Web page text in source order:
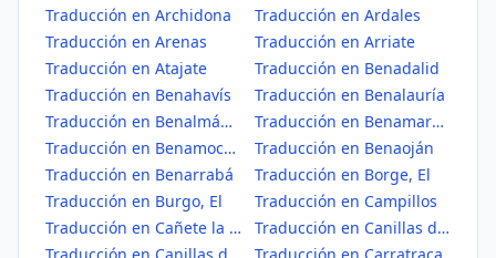
Traducción en Archidona
Traducción en Ardales
Traducción en Arenas
Traducción en Arriate
Traducción en Atajate
Traducción en Benadalid
Traducción en Benahavís
Traducción en Benalauría
Traducción en Benalmádena
Traducción en Benamargosa
Traducción en Benamocarra
Traducción en Benaoján
Traducción en Benarrabá
Traducción en Borge, El
Traducción en Burgo, El
Traducción en Campillos
Traducción en Cañete la Real
Traducción en Canillas de Aceituno